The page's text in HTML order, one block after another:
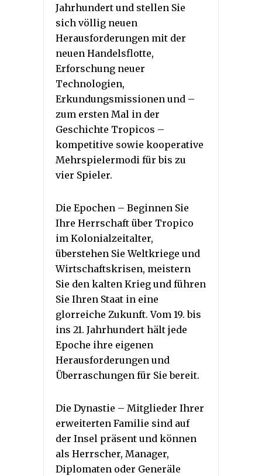
Jahrhundert und stellen Sie
sich völlig neuen
Herausforderungen mit der
neuen Handelsflotte,
Erforschung neuer
Technologien,
Erkundungsmissionen und –
zum ersten Mal in der
Geschichte Tropicos –
kompetitive sowie kooperative
Mehrspielermodi für bis zu
vier Spieler.
Die Epochen – Beginnen Sie
Ihre Herrschaft über Tropico
im Kolonialzeitalter,
überstehen Sie Weltkriege und
Wirtschaftskrisen, meistern
Sie den kalten Krieg und führen
Sie Ihren Staat in eine
glorreiche Zukunft. Vom 19. bis
ins 21. Jahrhundert hält jede
Epoche ihre eigenen
Herausforderungen und
Überraschungen für Sie bereit.
Die Dynastie – Mitglieder Ihrer
erweiterten Familie sind auf
der Insel präsent und können
als Herrscher, Manager,
Diplomaten oder Generäle